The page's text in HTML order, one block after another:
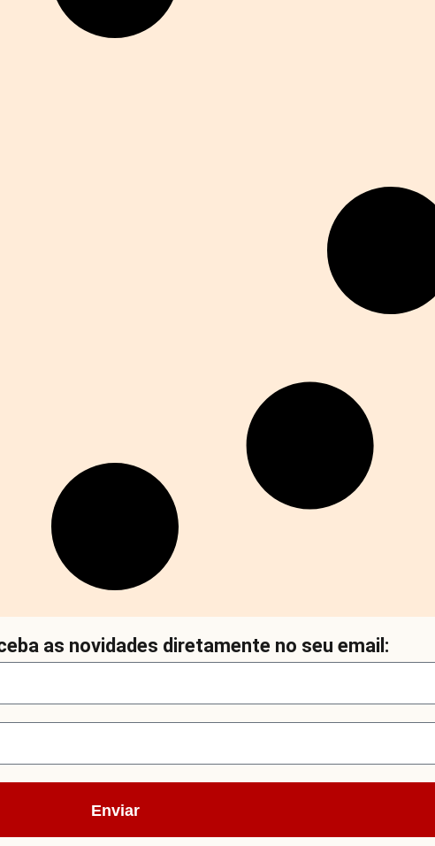
as novidades diretamente no seu email:
Enviar